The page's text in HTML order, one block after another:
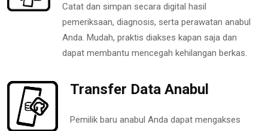
Catat dan simpan secara digital hasil
pemeriksaan, diagnosis, serta perawatan anabul
Anda. Mudah, praktis diakses kapan saja dan
dapat membantu mencegah kehilangan berkas.
Transfer Data Anabul
Pemilik baru anabul Anda dapat mengakses